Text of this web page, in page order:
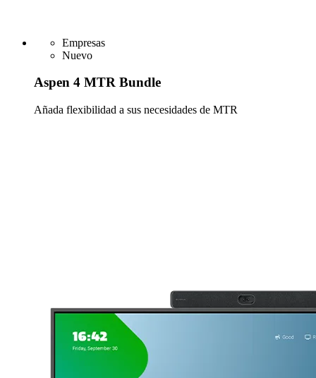
Empresas
Nuevo
Aspen 4 MTR Bundle
Añada flexibilidad a sus necesidades de MTR